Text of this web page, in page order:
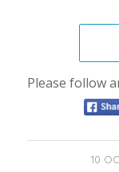
Please follow
10